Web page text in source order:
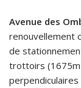
Avenue des
renouvellement
de
trottoirs